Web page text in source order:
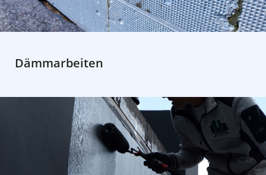
Dämmarbeiten